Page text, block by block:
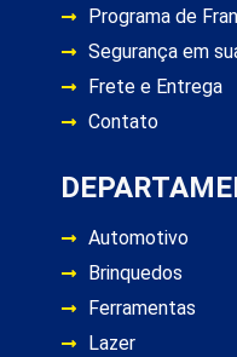
Programa de
Segurança em
Frete e Entrega
Contato
Automotivo
Brinquedos
Ferramentas
Lazer